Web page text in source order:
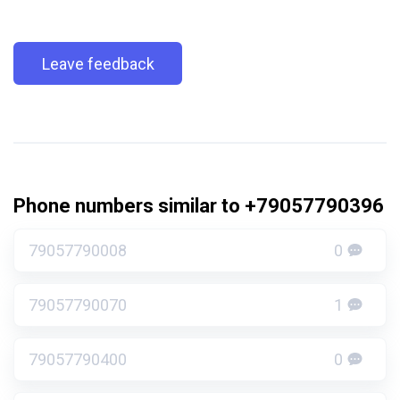
Leave feedback
Phone numbers similar to +79057790396
79057790008 0
79057790070 1
79057790400 0